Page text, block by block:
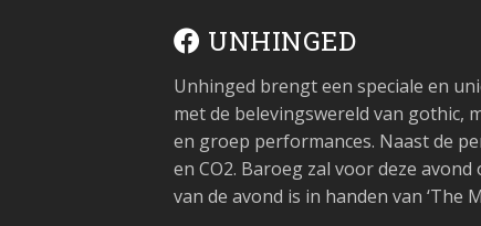
UNHINGED
Unhinged brengt een speciale en
met de belevingswereld van gothic,
en groep performances. Naast de
en CO2. Baroeg zal voor deze
van de avond is in handen van